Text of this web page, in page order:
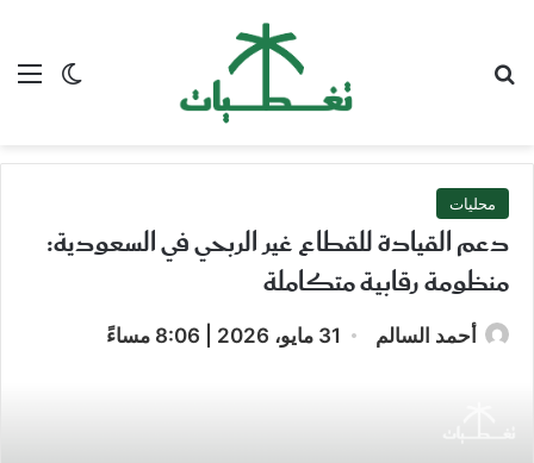
الوضع
محليات
دعم القيادة للقطاع غير الربحي في السعودية:
منظومة رقابية متكاملة
أحمد السالم 31 مايو، 2026 | 8:06 مساءً